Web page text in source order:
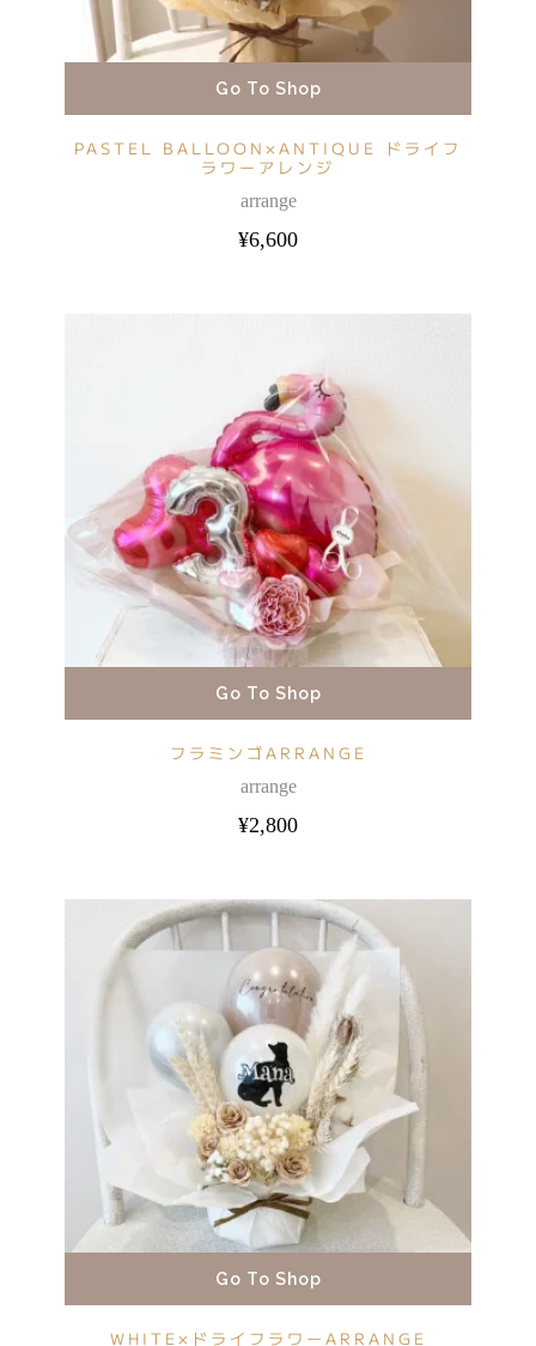
Go To Shop
PASTEL BALLOON×ANTIQUE ドライフ
ラワーアレンジ
arrange
¥6,600
Go To Shop
フラミンゴARRANGE
arrange
¥2,800
Go To Shop
WHITE×ドライフラワーARRANGE